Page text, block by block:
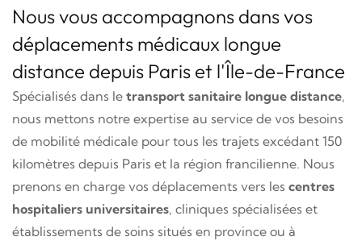
Nous vous accompagnons dans vos
déplacements médicaux longue
distance depuis Paris et l'Île-de-France
Spécialisés dans le transport sanitaire longue distance,
nous mettons notre expertise au service de vos besoins
de mobilité médicale pour tous les trajets excédant 150
kilomètres depuis Paris et la région francilienne. Nous
prenons en charge vos déplacements vers les centres
hospitaliers universitaires, cliniques spécialisées et
établissements de soins situés en province ou à